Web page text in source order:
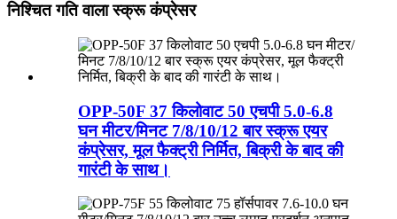
निश्चित गति वाला स्क्रू कंप्रेसर
OPP-50F 37 किलोवाट 50 एचपी 5.0-6.8
घन ​​मीटर/मिनट 7/8/10/12 बार स्क्रू एयर
कंप्रेसर, मूल फैक्ट्री निर्मित, बिक्री के बाद की
गारंटी के साथ।